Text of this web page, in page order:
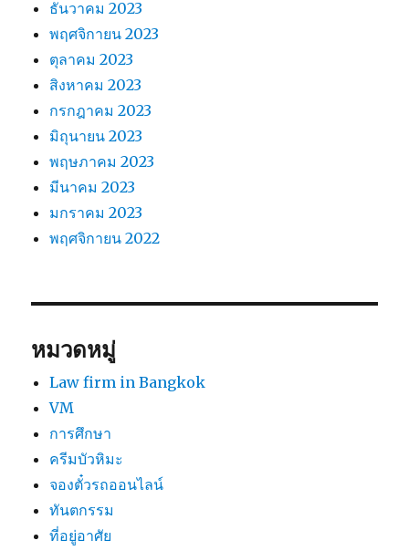
ธันวาคม 2023
พฤศจิกายน 2023
ตุลาคม 2023
สิงหาคม 2023
กรกฎาคม 2023
มิถุนายน 2023
พฤษภาคม 2023
มีนาคม 2023
มกราคม 2023
พฤศจิกายน 2022
หมวดหมู่
Law firm in Bangkok
VM
การศึกษา
ครีมบัวหิมะ
จองตั๋วรถออนไลน์
ทันตกรรม
ที่อยู่อาศัย